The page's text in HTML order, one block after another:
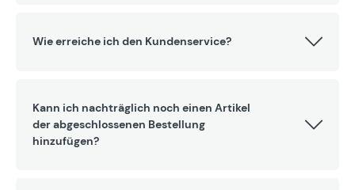
Wie erreiche ich den Kundenservice?
Kann ich nachträglich noch einen Artikel
der abgeschlossenen Bestellung
hinzufügen?